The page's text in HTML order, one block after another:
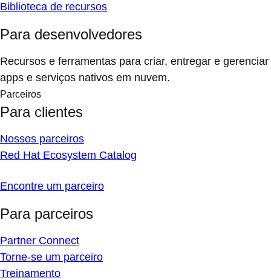
Biblioteca de recursos
Para desenvolvedores
Recursos e ferramentas para criar, entregar e gerenciar
apps e serviços nativos em nuvem.
Parceiros
Para clientes
Nossos parceiros
Red Hat Ecosystem Catalog
Encontre um parceiro
Para parceiros
Partner Connect
Torne-se um parceiro
Treinamento